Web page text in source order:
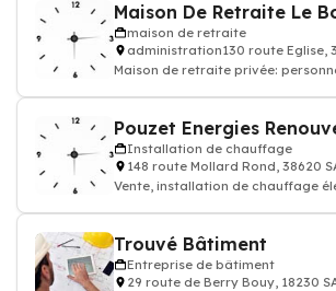
Maison De Retraite Le
maison de retraite
administration130 route Eglise,
Maison de retraite privée:
Pouzet Energies
Installation de chauffage
148 route Mollard Rond, 38620
Vente, installation de chauffage
Trouvé Bâtiment
Entreprise de bâtiment
29 route de Berry Bouy, 18230